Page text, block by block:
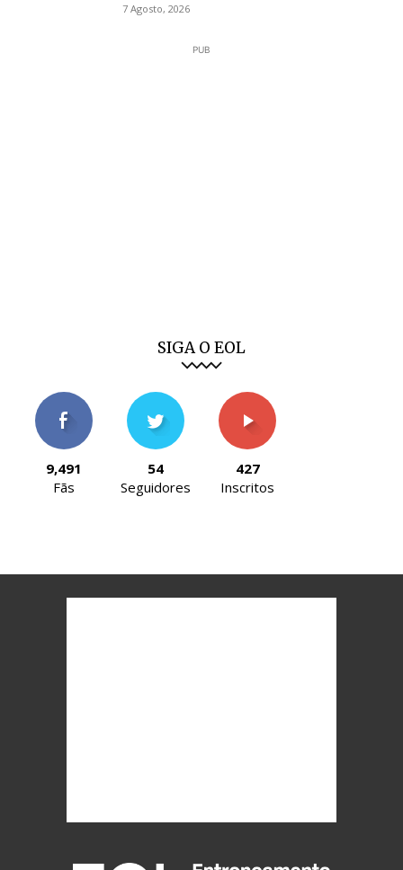
7 Agosto, 2026
PUB
SIGA O EOL
9,491
Fãs
54
Seguidores
427
Inscritos